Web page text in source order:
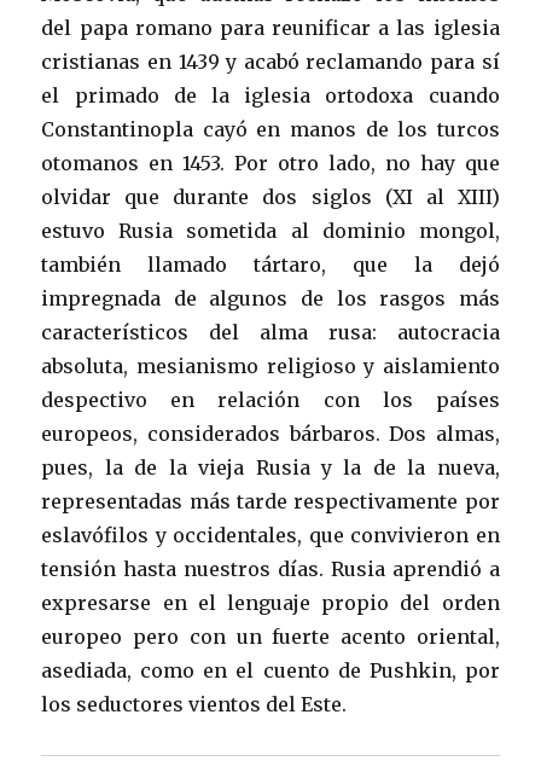
del papa romano para reunificar a las iglesia
cristianas en 1439 y acabó reclamando para sí
el primado de la iglesia ortodoxa cuando
Constantinopla cayó en manos de los turcos
otomanos en 1453. Por otro lado, no hay que
olvidar que durante dos siglos (XI al XIII)
estuvo Rusia sometida al dominio mongol,
también llamado tártaro, que la dejó
impregnada de algunos de los rasgos más
característicos del alma rusa: autocracia
absoluta, mesianismo religioso y aislamiento
despectivo en relación con los países
europeos, considerados bárbaros. Dos almas,
pues, la de la vieja Rusia y la de la nueva,
representadas más tarde respectivamente por
eslavófilos y occidentales, que convivieron en
tensión hasta nuestros días. Rusia aprendió a
expresarse en el lenguaje propio del orden
europeo pero con un fuerte acento oriental,
asediada, como en el cuento de Pushkin, por
los seductores vientos del Este.